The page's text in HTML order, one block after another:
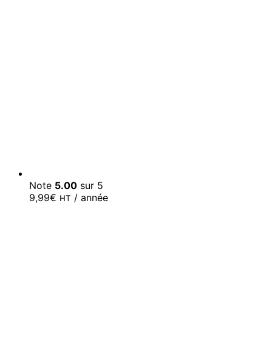
Note 5.00 sur 5
9,99€ HT / année